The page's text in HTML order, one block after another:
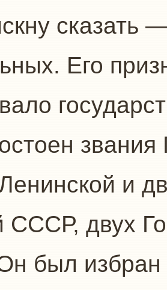
сказать
Его
звания
и
СССР, двух
был